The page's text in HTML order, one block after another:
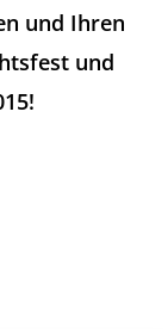
und Ihren
und